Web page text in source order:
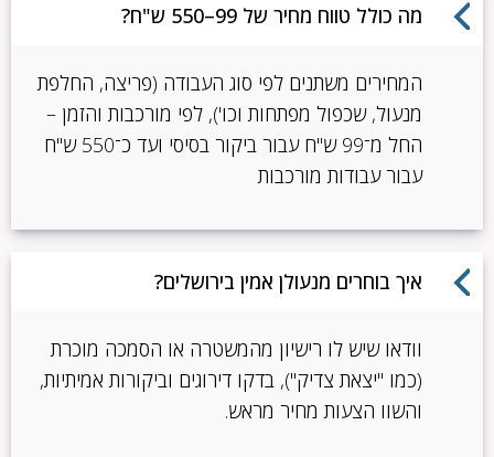
מה כולל טווח מחיר של 99–550 ש"ח?
המחירים משתנים לפי סוג העבודה (פריצה, החלפת
מנעול, שכפול מפתחות וכו'), לפי מורכבות והזמן –
החל מ־99 ש"ח עבור ביקור בסיסי ועד כ־550 ש"ח
עבור עבודות מורכבות
איך בוחרים מנעולן אמין בירושלים?
וודאו שיש לו רישיון מהמשטרה או הסמכה מוכרת
(כמו "יצאת צדיק"), בדקו דירוגים וביקורות אמיתיות,
והשוו הצעות מחיר מראש.